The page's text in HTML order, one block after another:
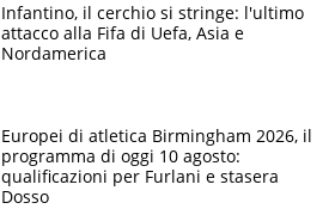
Infantino, il cerchio si stringe: l'ultimo
attacco alla Fifa di Uefa, Asia e
Nordamerica
Europei di atletica Birmingham 2026, il
programma di oggi 10 agosto:
qualificazioni per Furlani e stasera
Dosso